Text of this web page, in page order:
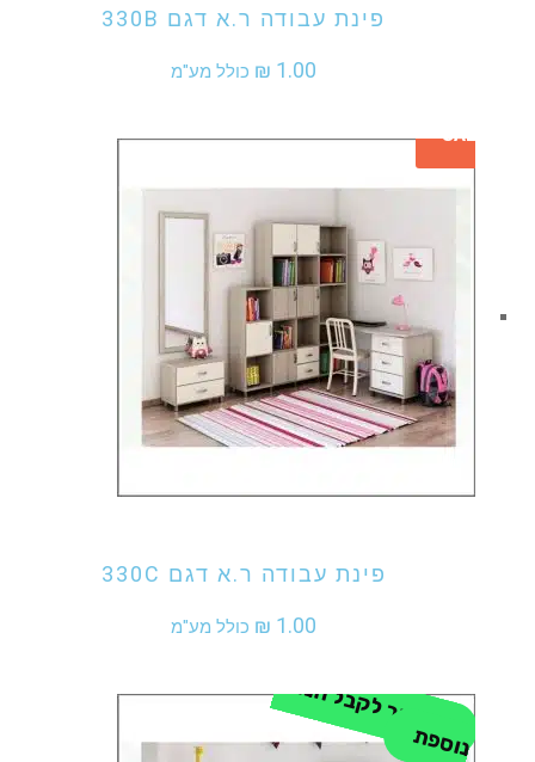
פינת עבודה ר.א דגם 330B
₪ 1.00 כולל מע"מ
SALE
פינת עבודה ר.א דגם 330C
₪ 1.00 כולל מע"מ
ה
ת
ק
ש
ר
ל
ק
ב
ל
ה
נ
ח
ה
נו
ס
פ
ת